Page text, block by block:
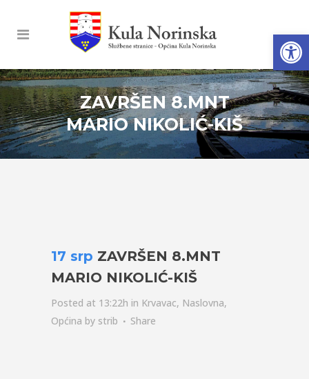
ZAVRŠEN 8.MNT
MARIO NIKOLIĆ-KIŠ
17 srp ZAVRŠEN 8.MNT
MARIO NIKOLIĆ-KIŠ
Posted at 13:22h in Krvavac, Naslovna,
Općina by strib Share